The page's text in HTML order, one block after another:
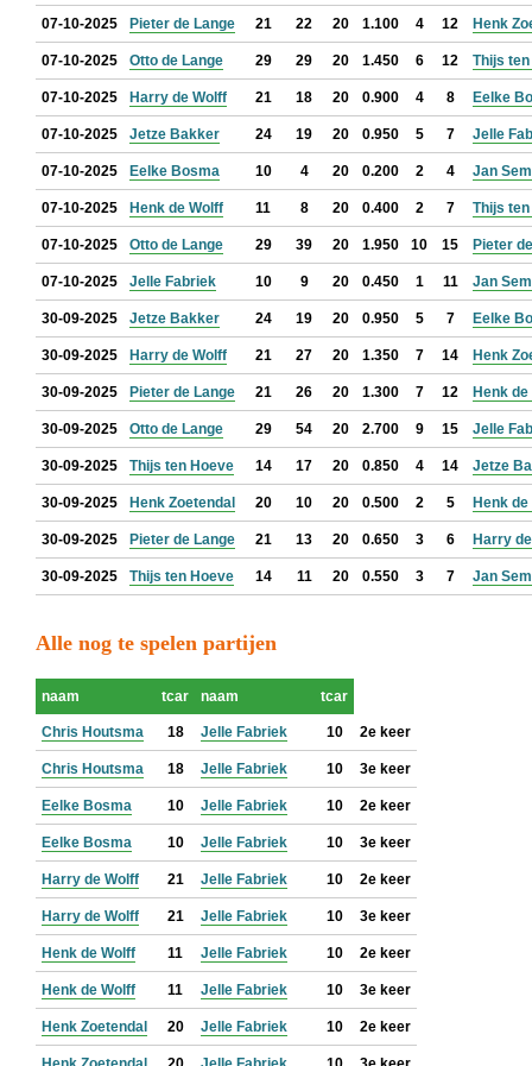
07-10-2025 Pieter de Lange 21 22 20 1.100 4 12 Henk
07-10-2025 Otto de Lange 29 29 20 1.450 6 12 Thijs
07-10-2025 Harry de Wolff 21 18 20 0.900 4 8 Eelke
07-10-2025 Jetze Bakker 24 19 20 0.950 5 7 Jelle
07-10-2025 Eelke Bosma 10 4 20 0.200 2 4 Jan
07-10-2025 Henk de Wolff 11 8 20 0.400 2 7 Thijs
07-10-2025 Otto de Lange 29 39 20 1.950 10 15 Pieter
07-10-2025 Jelle Fabriek 10 9 20 0.450 1 11 Jan
30-09-2025 Jetze Bakker 24 19 20 0.950 5 7 Eelke
30-09-2025 Harry de Wolff 21 27 20 1.350 7 14 Henk
30-09-2025 Pieter de Lange 21 26 20 1.300 7 12 Henk
30-09-2025 Otto de Lange 29 54 20 2.700 9 15 Jelle
30-09-2025 Thijs ten Hoeve 14 17 20 0.850 4 14 Jetze
30-09-2025 Henk Zoetendal 20 10 20 0.500 2 5 Henk
30-09-2025 Pieter de Lange 21 13 20 0.650 3 6 Harry
30-09-2025 Thijs ten Hoeve 14 11 20 0.550 3 7 Jan
Alle nog te spelen partijen
naam tcar naam tcar
Chris Houtsma 18 Jelle Fabriek 10 2e keer
Chris Houtsma 18 Jelle Fabriek 10 3e keer
Eelke Bosma 10 Jelle Fabriek 10 2e keer
Eelke Bosma 10 Jelle Fabriek 10 3e keer
Harry de Wolff 21 Jelle Fabriek 10 2e keer
Harry de Wolff 21 Jelle Fabriek 10 3e keer
Henk de Wolff 11 Jelle Fabriek 10 2e keer
Henk de Wolff 11 Jelle Fabriek 10 3e keer
Henk Zoetendal 20 Jelle Fabriek 10 2e keer